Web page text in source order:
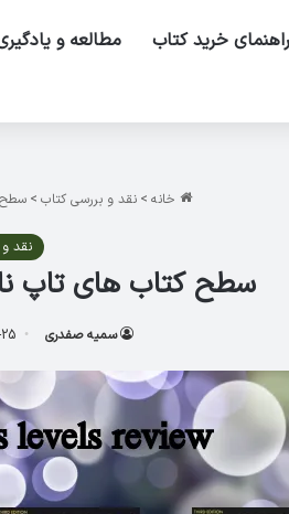
راهنمای خرید کتاب مطالعه و
خانه > نقد و بررسی کتاب > سطح
نقد
سطح کتاب های تاپ
سمیه صفدری